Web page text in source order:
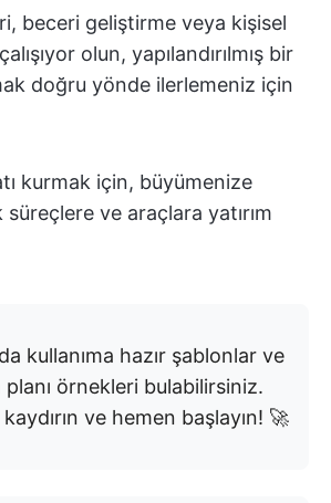
beceri geliştirme veya kişisel
olun, yapılandırılmış bir
doğru yönde ilerlemeniz için
kurmak için, büyümenize
süreçlere ve araçlara yatırım
kullanıma hazır şablonlar ve
planı örnekleri bulabilirsiniz.
kaydırın ve hemen başlayın! 🚀